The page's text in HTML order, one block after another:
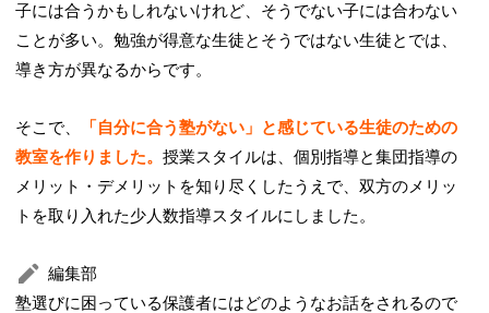
子には合うかもしれないけれど、そうでない子には合わない
ことが多い。勉強が得意な生徒とそうではない生徒とでは、
導き方が異なるからです。
そこで、
「自分に合う塾がない」と感じている生徒のための
教室を作りました。授業スタイルは、個別指導と集団指導の
メリット・デメリットを知り尽くしたうえで、双方のメリッ
トを取り入れた少人数指導スタイルにしました。
編集部
塾選びに困っている保護者にはどのようなお話をされるので